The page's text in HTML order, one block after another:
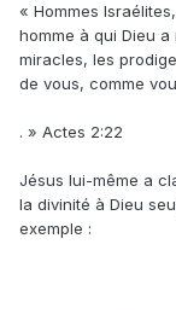
« Hommes
homme à qui Dieu
miracles, les
de vous, comme
. » Actes 2:22
Jésus lui-même a
la divinité à Dieu
exemple :